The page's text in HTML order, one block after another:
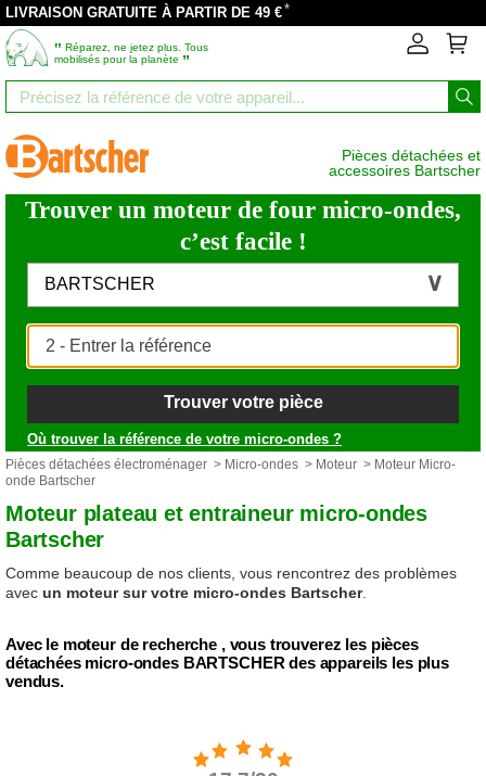
LIVRAISON GRATUITE À PARTIR DE 49 €*
‟ Réparez, ne jetez plus. Tous
mobilisés pour la planète ”
Pièces détachées et
accessoires Bartscher
Trouver un moteur de four micro-ondes,
c’est facile !
BARTSCHER
Trouver votre pièce
Où trouver la référence de votre micro-ondes ?
Pièces détachées électroménager > Micro-ondes > Moteur > Moteur Micro-
onde Bartscher
Moteur plateau et entraineur micro-ondes
Bartscher
Comme beaucoup de nos clients, vous rencontrez des problèmes
avec un moteur sur votre micro-ondes Bartscher.
Avec le moteur de recherche , vous trouverez les pièces
détachées micro-ondes BARTSCHER des appareils les plus
vendus.